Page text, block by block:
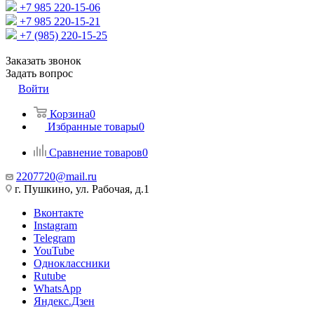
+7 985 220-15-06
+7 985 220-15-21
+7 (985) 220-15-25
Заказать звонок
Задать вопрос
Войти
Корзина0
Избранные товары0
Сравнение товаров0
2207720@mail.ru
г. Пушкино, ул. Рабочая, д.1
Вконтакте
Instagram
Telegram
YouTube
Одноклассники
Rutube
WhatsApp
Яндекс.Дзен